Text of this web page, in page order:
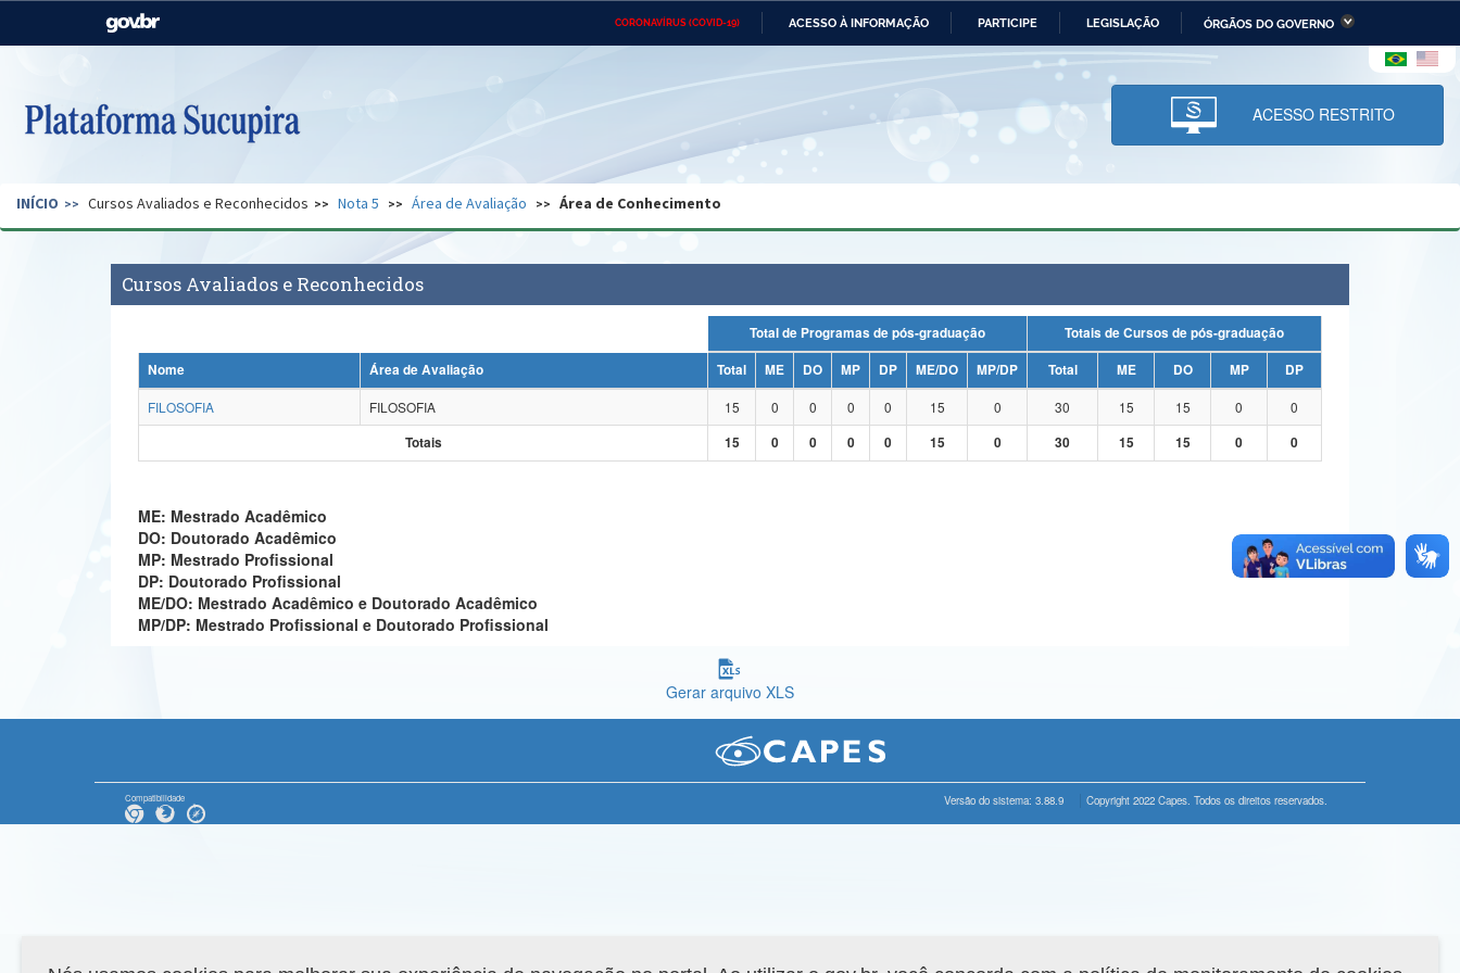
CORONAVÍRUS (COVID-19) ACESSO À INFORMAÇÃO PARTICIPE LEGISLAÇÃO ÓRGÃOS DO GOVERNO
Casa Civil Ministério das Relações Ministério da Economia Ministério da Infraestrutura
Pecuária e Abastecimento
Ministério da Ciência,
Tecnologia, Inovações e
Comunicações
Ministério do Desenvolvimento
Regional e dos Direitos Humanos
Secretaria de Governo Gabinete de Segurança Advocacia-Geral da União Banco Central do Brasil Planalto
ACESSO RESTRITO
INÍCIO Cursos Avaliados e Reconhecidos Nota 5 Área de Avaliação Área de Conhecimento
Cursos Avaliados e Reconhecidos
Total de Programas de pós-graduação
Totais de Cursos de pós-graduação
Nome
Área de Avaliação Total ME DO MP DP ME/DO MP/DP Total ME DO MP
DP
FILOSOFIA
FILOSOFIA 15 0 0 0 0 15 0 30 15 15 0
0
Totais
15 0 0 0 0 15 0 30 15 15 0 0
ME: Mestrado Acadêmico
DO: Doutorado Acadêmico
MP: Mestrado Profissional
DP: Doutorado Profissional
ME/DO: Mestrado Acadêmico e Doutorado Acadêmico
MP/DP: Mestrado Profissional e Doutorado Profissional
Gerar arquivo XLS
Compatibilidade Versão do sistema: 3.88.9 Copyright 2022 Capes. Todos os direitos reservados.